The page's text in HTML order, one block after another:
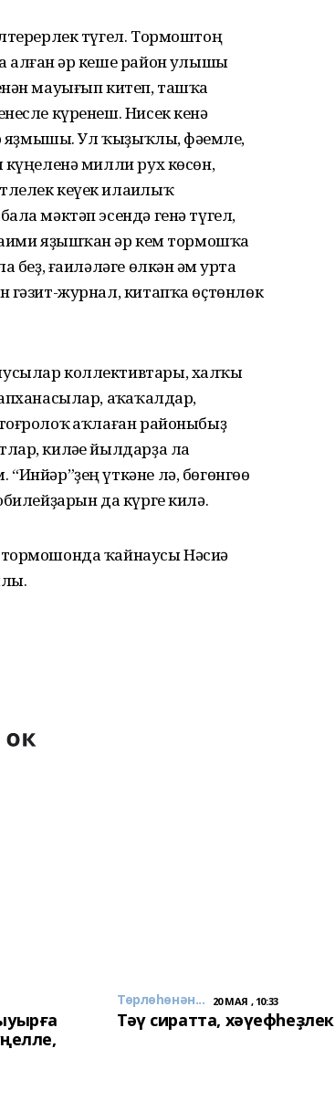
түгел. Тормоштоң
һәр кеше район һулышы
мауығып китеп, ташҡа
күренеш. Нисек кенә
яҙмышы. Ул ҡыҙыҡлы, фәһемле,
күңеленә милли рух көсөн,
кеүек илаһилыҡ
мәктәп эсендә генә түгел,
яҙышҡан һәр кем тормошҡа
ғаиләләге өлкән һәм урта
гәзит-журнал, китапҡа өҫтөнлөк
коллективтары, халҡы
аҡһаҡалдар,
һаҡлаған районыбыҙ
киләһе йылдарҙа ла
үткәне лә, бөгөнгөһө
да күрге килә.
ҡайнаусы Нәсиә
Төрлөһөнән... 20 МАЯ , 10:33
Тәү сиратта, хәүефһеҙлек